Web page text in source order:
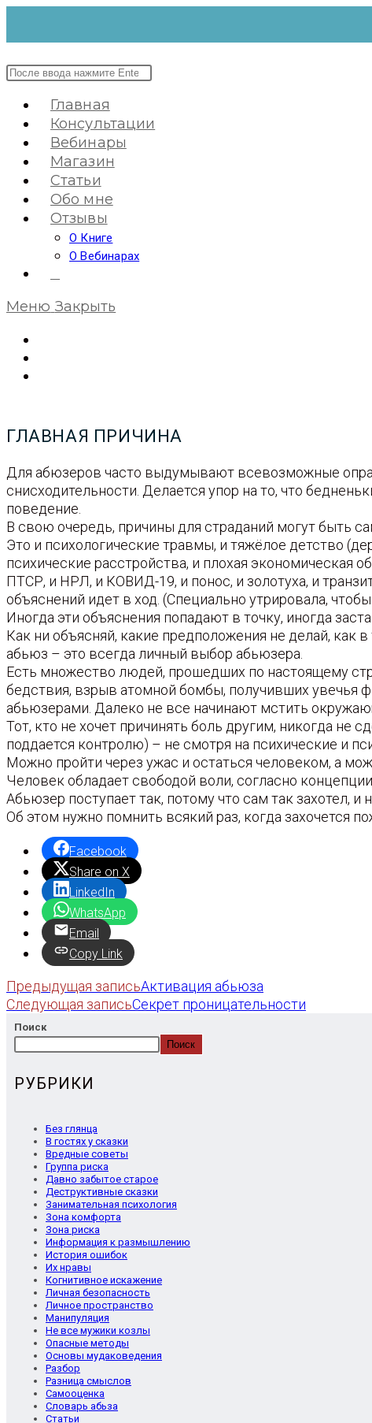
Поиск
сайте
Главная
Консультации
Вебинары
Магазин
Статьи
Обо мне
Отзывы
О Книге
О Вебинарах
Меню Закрыть
ГЛАВНАЯ ПРИЧИНА
Для абюзеров часто выдумывают всевозможные
снисходительности. Делается упор на то, что
поведение.
В свою очередь, причины для страданий могут быть
Это и психологические травмы, и тяжёлое детство
психические расстройства, и плохая экономическая
ПТСР, и НРЛ, и КОВИД-19, и понос, и золотуха, и
объяснений идет в ход. (Специально утрировала,
Иногда эти объяснения попадают в точку, иногда
Как ни объясняй, какие предположения не делай, как
абьюз – это всегда личный выбор абьюзера.
Есть множество людей, прошедших по настоящему
бедствия, взрыв атомной бомбы, получивших увечья
абьюзерами. Далеко не все начинают мстить
Тот, кто не хочет причинять боль другим, никогда не
поддается контролю) – не смотря на психические и
Можно пройти через ужас и остаться человеком, а
Человек обладает свободой воли, согласно
Абьюзер поступает так, потому что сам так захотел, и
Об этом нужно помнить всякий раз, когда захочется
Facebook
Share on X
LinkedIn
WhatsApp
Email
Copy Link
Еще
статьи
Предыдущая записьАктивация абьюза
Следующая записьСекрет проницательности
Поиск
Поиск
РУБРИКИ
Без глянца
В гостях у сказки
Вредные советы
Группа риска
Давно забытое старое
Деструктивные сказки
Занимательная психология
Зона комфорта
Зона риска
Информация к размышлению
История ошибок
Их нравы
Когнитивное искажение
Личная безопасность
Личное пространство
Манипуляция
Не все мужики козлы
Опасные методы
Основы мудаковедения
Разбор
Разница смыслов
Самооценка
Словарь абьза
Статьи